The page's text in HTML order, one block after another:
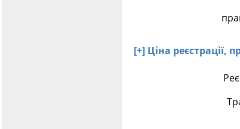
[+] Ціна реєстрації,